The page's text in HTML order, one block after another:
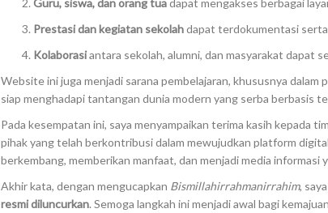
Guru, siswa, dan orang tuadapat mengakses berbagai
Prestasi dan kegiatan sekolahdapat terdokumentasi
Kolaborasiantara sekolah, alumni, dan masyarakat dapat
Website ini juga menjadi sarana pembelajaran, khususnya
siap menghadapi tantangan dunia modern yang serba berbasis
Pada kesempatan ini, saya menyampaikan terima kasih kepada
pihak yang telah berkontribusi dalam mewujudkan platform
berkembang, memberikan manfaat, dan menjadi media
Akhir kata, dengan mengucapkan Bismillahirrahmanirrahim,
resmi diluncurkan. Semoga langkah ini menjadi awal bagi